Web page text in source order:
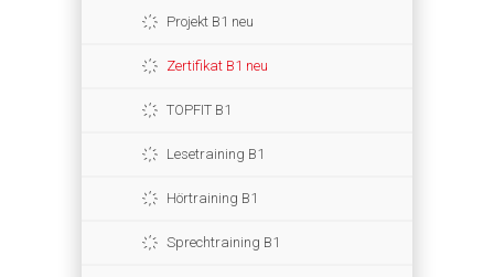
Projekt B1 neu
Zertifikat B1 neu
TOPFIT B1
Lesetraining B1
Hörtraining B1
Sprechtraining B1